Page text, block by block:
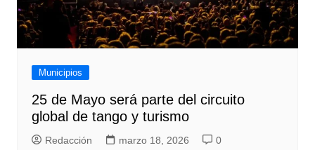
Municipios
25 de Mayo será parte del circuito
global de tango y turismo
Redacción marzo 18, 2026 0